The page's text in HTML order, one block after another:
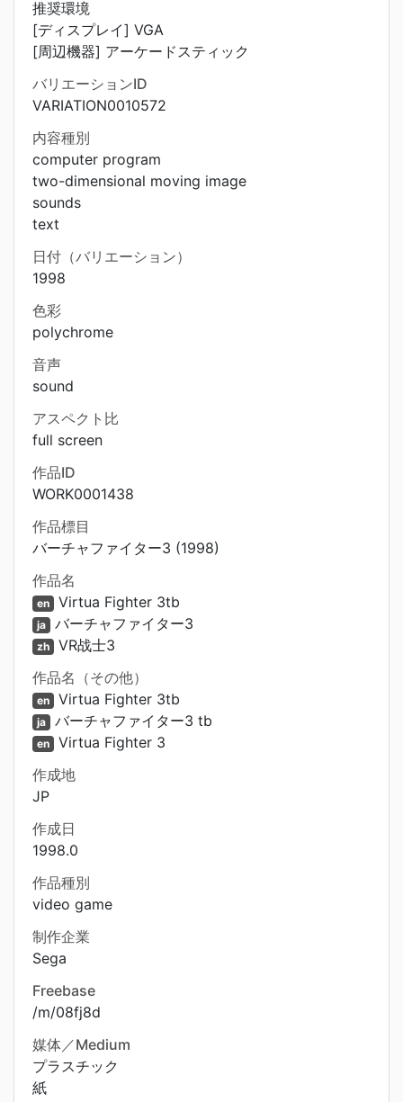
推奨環境
[ディスプレイ] VGA
[周辺機器] アーケードスティック
バリエーションID
VARIATION0010572
内容種別
computer program
two-dimensional moving image
sounds
text
日付（バリエーション）
1998
色彩
polychrome
音声
sound
アスペクト比
full screen
作品ID
WORK0001438
作品標目
バーチャファイター3 (1998)
作品名
en Virtua Fighter 3tb
ja バーチャファイター3
zh VR战士3
作品名（その他）
en Virtua Fighter 3tb
ja バーチャファイター3 tb
en Virtua Fighter 3
作成地
JP
作成日
1998.0
作品種別
video game
制作企業
Sega
Freebase
/m/08fj8d
媒体／Medium
プラスチック
紙